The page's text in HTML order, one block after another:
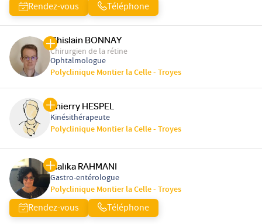
Rendez-vous Téléphone
Ghislain BONNAY
Chirurgien de la rétine
Ophtalmologue
Polyclinique Montier la Celle - Troyes
Thierry HESPEL
Kinésithérapeute
Polyclinique Montier la Celle - Troyes
Malika RAHMANI
Gastro-entérologue
Polyclinique Montier la Celle - Troyes
Rendez-vous Téléphone